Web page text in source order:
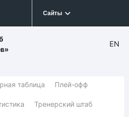
Сайты
EN
таблица Плей-офф
Тренерский штаб